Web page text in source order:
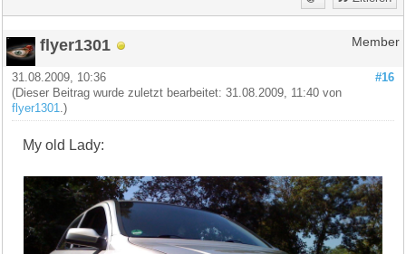
flyer1301 Member
#16
31.08.2009, 10:36
(Dieser Beitrag wurde zuletzt bearbeitet: 31.08.2009, 11:40 von
flyer1301 .)
My old Lady: